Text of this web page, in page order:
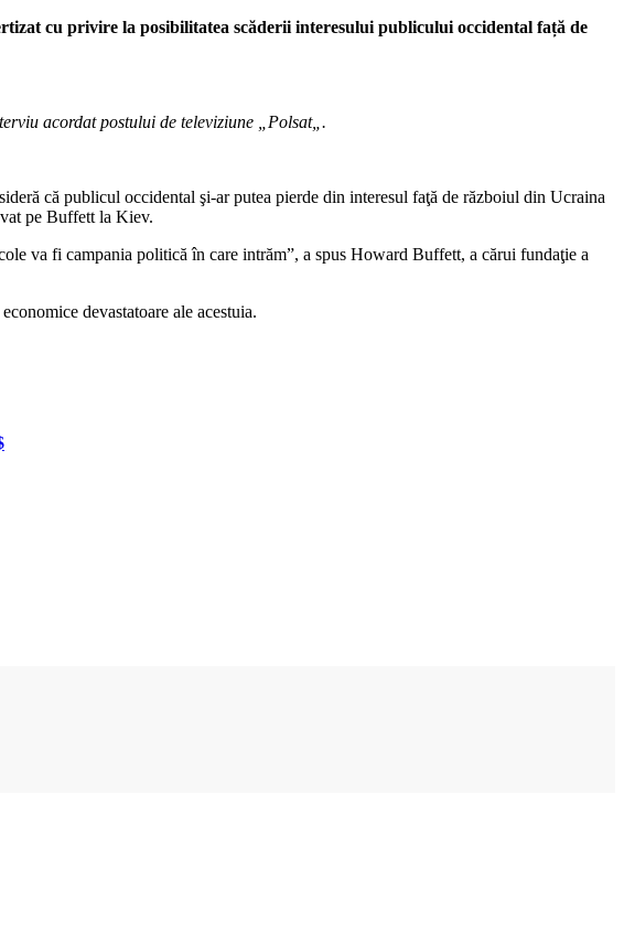
cu privire la posibilitatea scăderii interesului publicului occidental față de
acordat postului de televiziune „Polsat„.
că publicul occidental şi-ar putea pierde din interesul faţă de războiul din Ucraina
pe Buffett la Kiev.
va fi campania politică în care intrăm”, a spus Howard Buffett, a cărui fundaţie a
devastatoare ale acestuia.